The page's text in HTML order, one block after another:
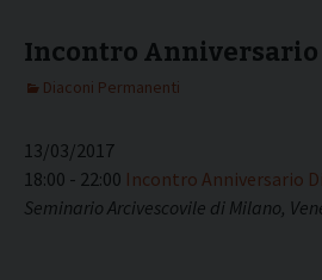
Incontro Anniversario
Diaconi Permanenti
13/03/2017
18:00 - 22:00 Incontro Anniversario
Seminario Arcivescovile di Milano,